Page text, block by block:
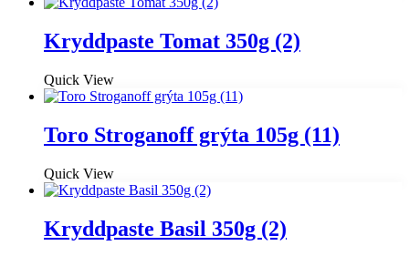
Kryddpaste Tomat 350g (2)
Quick View
Toro Stroganoff grýta 105g (11)
Quick View
Kryddpaste Basil 350g (2)